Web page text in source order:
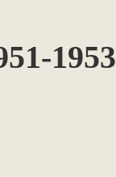
1953